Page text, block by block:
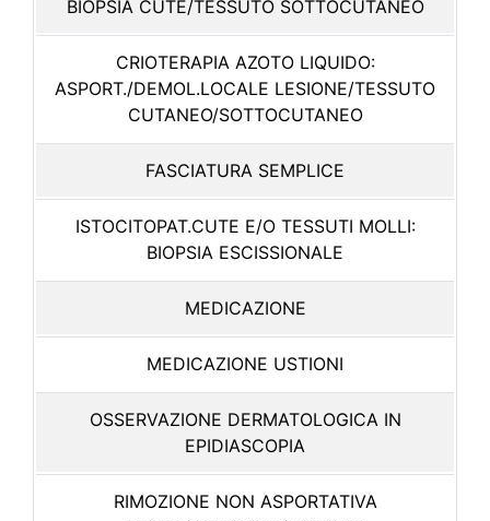
BIOPSIA CUTE/TESSUTO SOTTOCUTANEO
CRIOTERAPIA AZOTO LIQUIDO:
ASPORT./DEMOL.LOCALE LESIONE/TESSUTO
CUTANEO/SOTTOCUTANEO
FASCIATURA SEMPLICE
ISTOCITOPAT.CUTE E/O TESSUTI MOLLI:
BIOPSIA ESCISSIONALE
MEDICAZIONE
MEDICAZIONE USTIONI
OSSERVAZIONE DERMATOLOGICA IN
EPIDIASCOPIA
RIMOZIONE NON ASPORTATIVA